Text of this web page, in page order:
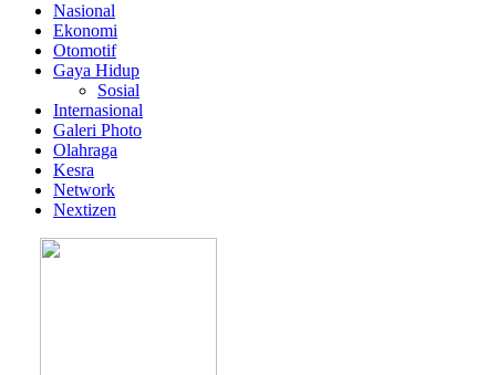
Nasional
Ekonomi
Otomotif
Gaya Hidup
Sosial
Internasional
Galeri Photo
Olahraga
Kesra
Network
Nextizen